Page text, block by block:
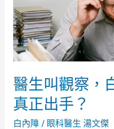
醫生叫觀察，
真正出手？
白內障 / 眼科醫生 湯文傑
白
內
障
幾
時
要
真
正
出